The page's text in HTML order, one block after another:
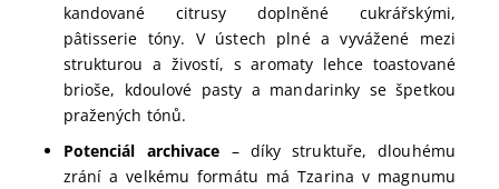
kandované citrusy doplněné cukrářskými,
pâtisserie tóny. V ústech plné a vyvážené mezi
strukturou a živostí, s aromaty lehce toastované
brioše, kdoulové pasty a mandarinky se špetkou
pražených tónů.
Potenciál archivace – díky struktuře, dlouhému
zrání a velkému formátu má Tzarina v magnumu